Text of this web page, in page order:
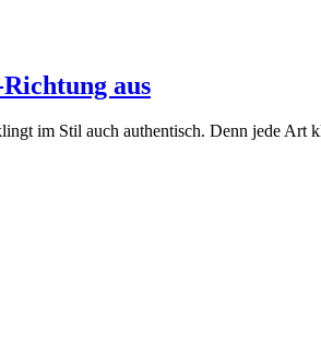
aus
im Stil auch authentisch. Denn jede Art